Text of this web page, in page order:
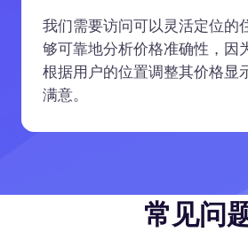
我们需要访问可以灵活定位的
够可靠地分析价格准确性，因
根据用户的位置调整其价格显
满意。
常见问